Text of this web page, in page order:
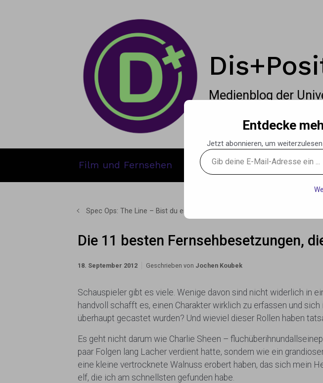
Medienblog der
Film und Fernsehen Gaming Podcasts Musik
Spec Ops: The Line – Bist du ein Held?
Die 11 besten Fernsehbesetzungen,
18. September 2012 Geschrieben von Jochen Koubek
Schauspieler gibt es viele. Wenige davon sind nicht widerlich in
handvoll schafft es, einen Charakter wirklich zu erfassen und
überhaupt gecastet wurden? Und wieviel dieser Rollen haben
Es geht nicht darum wie Charlie Sheen –
paar Folgen lang Lacher verdient hatte, sondern wie ein
eine kleine vertrocknete Walnuss erobert haben, das sich mein
elf, die ich am schnellsten gefunden habe.
Entdecke
Jetzt abonnieren, um
Gib
deine